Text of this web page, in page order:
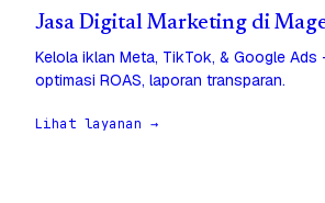
Jasa Digital Marketing di
Kelola iklan Meta, TikTok, & Google
optimasi ROAS, laporan transparan.
Lihat layanan →